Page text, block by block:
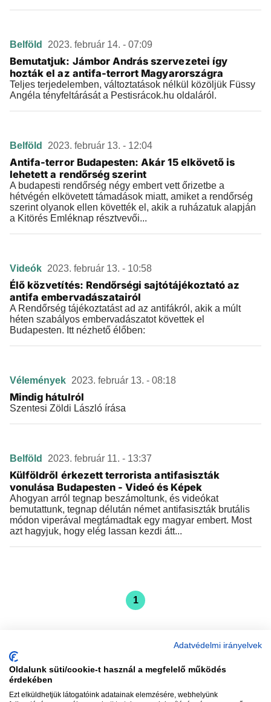
Belföld 2023. február 14. - 07:09
Bemutatjuk: Jámbor András szervezetei így
hozták el az antifa-terrort Magyarországra
Teljes terjedelemben, változtatások nélkül közöljük Füssy
Angéla tényfeltárását a Pestisrácok.hu oldaláról.
Belföld 2023. február 13. - 12:04
Antifa-terror Budapesten: Akár 15 elkövető is
lehetett a rendőrség szerint
A budapesti rendőrség négy embert vett őrizetbe a
hétvégén elkövetett támadások miatt, amiket a rendőrség
szerint olyanok ellen követték el, akik a ruházatuk alapján
a Kitörés Emléknap résztvevői...
Videók 2023. február 13. - 10:58
Élő közvetítés: Rendőrségi sajtótájékoztató az
antifa embervadászatairól
A Rendőrség tájékoztatást ad az antifákról, akik a múlt
héten szabályos embervadászatot követtek el
Budapesten. Itt nézhető élőben:
Vélemények 2023. február 13. - 08:18
Mindig hátulról
Szentesi Zöldi László írása
Belföld 2023. február 11. - 13:37
Külföldről érkezett terrorista antifasiszták
vonulása Budapesten - Videó és Képek
Ahogyan arról tegnap beszámoltunk, és videókat
bemutattunk, tegnap délután német antifasiszták brutális
módon viperával megtámadtak egy magyar embert. Most
azt hagyjuk, hogy elég lassan kezdi átt...
1
Adatvédelmi irányelvek
Oldalunk süti/cookie-t használ a megfelelő működés
érdekében
Ezt elküldhetjük látogatóink adatainak elemzésére, webhelyünk